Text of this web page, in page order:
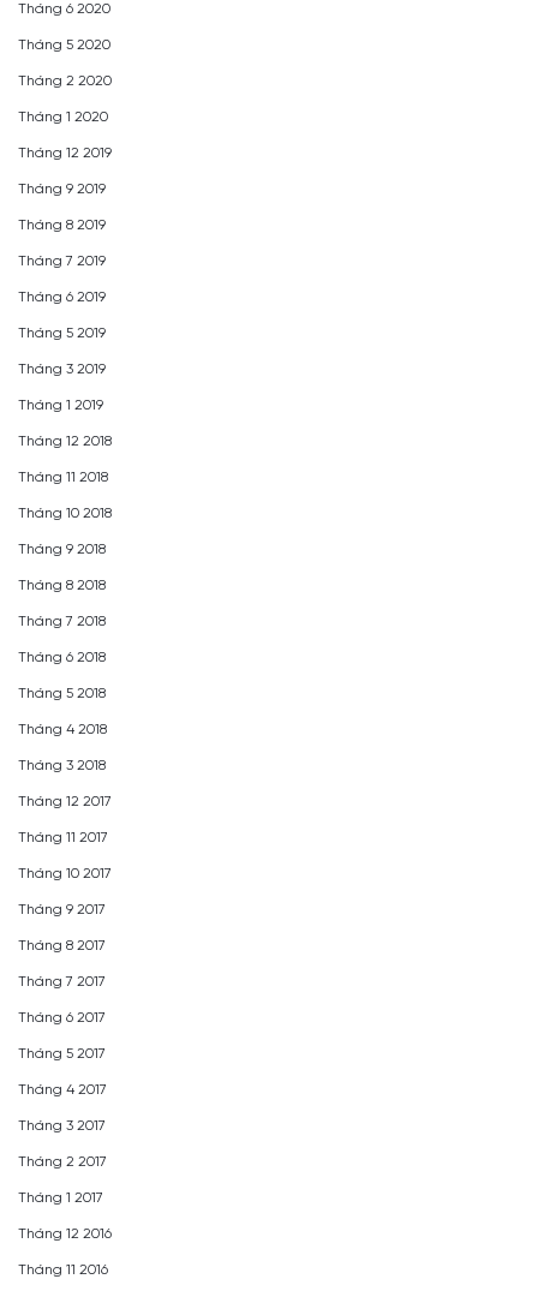
Tháng 6 2020
Tháng 5 2020
Tháng 2 2020
Tháng 1 2020
Tháng 12 2019
Tháng 9 2019
Tháng 8 2019
Tháng 7 2019
Tháng 6 2019
Tháng 5 2019
Tháng 3 2019
Tháng 1 2019
Tháng 12 2018
Tháng 11 2018
Tháng 10 2018
Tháng 9 2018
Tháng 8 2018
Tháng 7 2018
Tháng 6 2018
Tháng 5 2018
Tháng 4 2018
Tháng 3 2018
Tháng 12 2017
Tháng 11 2017
Tháng 10 2017
Tháng 9 2017
Tháng 8 2017
Tháng 7 2017
Tháng 6 2017
Tháng 5 2017
Tháng 4 2017
Tháng 3 2017
Tháng 2 2017
Tháng 1 2017
Tháng 12 2016
Tháng 11 2016